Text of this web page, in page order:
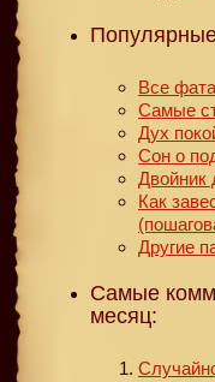
Все
Самые
Дух
Сон о
Двойник
Как
Другие
Самые
месяц: